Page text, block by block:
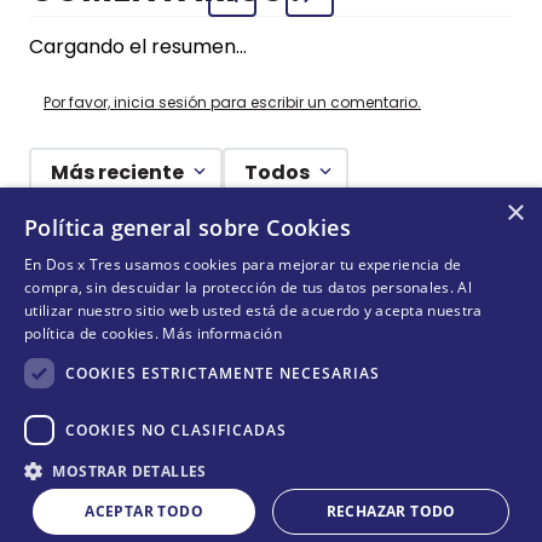
Cantidad
＋
－ COMPRAR
Cargando el resumen…
Por favor, inicia sesión para escribir un comentario.
Más reciente Todos
Cargando comentarios…
¡NO TE PIERDAS NADA!
Acepta términos y condiciones
×
Política general sobre Cookies
En Dos x Tres usamos cookies para mejorar tu experiencia de
compra, sin descuidar la protección de tus datos personales. Al
utilizar nuestro sitio web usted está de acuerdo y acepta nuestra
política de cookies. Más información
COOKIES ESTRICTAMENTE NECESARIAS
COOKIES NO CLASIFICADAS
MOSTRAR DETALLES
ACEPTAR TODO
RECHAZAR TODO